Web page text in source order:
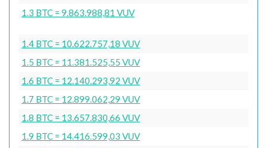
1.3 BTC = 9.863.988,81 VUV
1.4 BTC = 10.622.757,18 VUV
1.5 BTC = 11.381.525,55 VUV
1.6 BTC = 12.140.293,92 VUV
1.7 BTC = 12.899.062,29 VUV
1.8 BTC = 13.657.830,66 VUV
1.9 BTC = 14.416.599,03 VUV